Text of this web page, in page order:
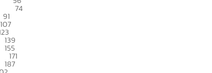
74
91
107
139
155
171
187